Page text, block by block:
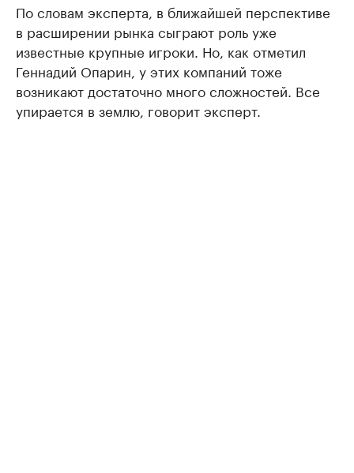
По словам эксперта, в ближайшей перспективе
в расширении рынка сыграют роль уже
известные крупные игроки. Но, как отметил
Геннадий Опарин, у этих компаний тоже
возникают достаточно много сложностей. Все
упирается в землю, говорит эксперт.